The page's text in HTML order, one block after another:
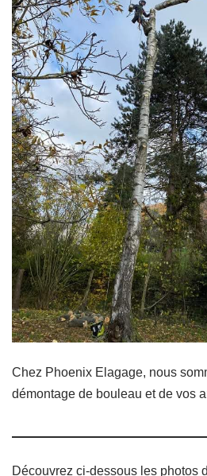
Chez Phoenix Elagage, nous
démontage de bouleau et de vos
Découvrez ci-dessous les photos